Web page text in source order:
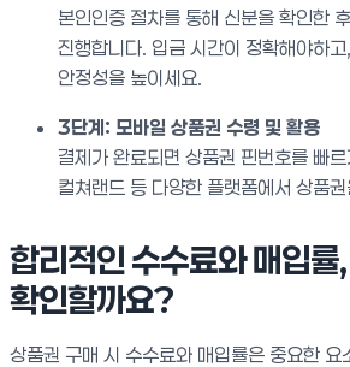
본인인증 절차를 통해 신분을 확인한
진행합니다. 입금 시간이 정확해야하
안정성을 높이세요.
3단계: 모바일 상품권 수령 및 활용
결제가 완료되면 상품권 핀번호를 빠
컬쳐랜드 등 다양한 플랫폼에서 상품
합리적인 수수료와 매입률,
확인할까요?
상품권 구매 시 수수료와 매입률은 중요한 요